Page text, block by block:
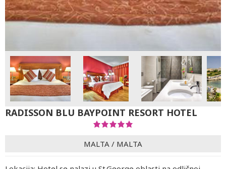
RADISSON BLU BAYPOINT RESORT HOTEL
MALTA / MALTA